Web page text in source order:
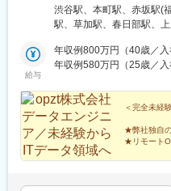
谷区渋谷2-21-1 渋谷ヒカ
オフィス：大阪市中央区
際に利用します。
渋谷駅、本町駅、赤坂駅(
駅、草加駅、春日部駅、
県)、八潮駅、志木駅、下
住駅、大山駅(東京都)、八
駅、調布駅、上野駅、小
駅、多摩センター駅、青
駅、東京駅、国立駅、玉
駅、市川駅、柏駅、千葉
習志野駅、浦安駅(千葉県
駅、相模原駅、川崎駅、
給与
年収例800万円（40歳／入
年収例580万円（25歳／入
＜完全未経
★弊社独自
★リモート
★土日祝休